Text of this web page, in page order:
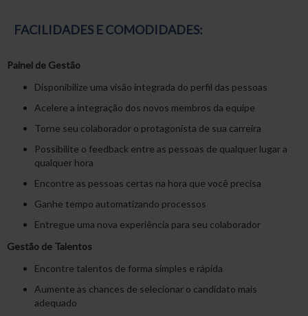
FACILIDADES E COMODIDADES:
Painel de Gestão
Disponibilize uma visão integrada do perfil das pessoas
Acelere a integração dos novos membros da equipe
Torne seu colaborador o protagonista de sua carreira
Possibilite o feedback entre as pessoas de qualquer lugar a
qualquer hora
Encontre as pessoas certas na hora que você precisa
Ganhe tempo automatizando processos
Entregue uma nova experiência para seu colaborador
Gestão de Talentos
Encontre talentos de forma simples e rápida
Aumente as chances de selecionar o candidato mais
adequado